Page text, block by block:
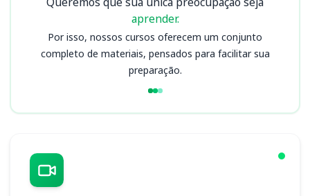
aprender.
Por isso, nossos cursos oferecem um conjunto
completo de materiais, pensados para facilitar sua
preparação.